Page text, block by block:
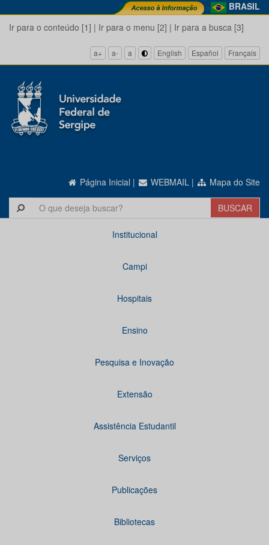
BRASIL
Ir para o conteúdo [1] | Ir para o menu [2] | Ir para a busca [3]
a+ a- a English Español Français
Página Inicial | WEBMAIL | Mapa do Site
Institucional
Campi
Hospitais
Ensino
Pesquisa e Inovação
Extensão
Assistência Estudantil
Serviços
Publicações
Bibliotecas